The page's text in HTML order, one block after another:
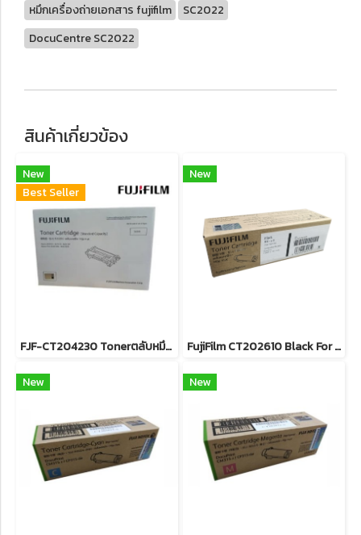
หมึกเครื่องถ่ายเอกสาร fujifilm
SC2022
DocuCentre SC2022
สินค้าเกี่ยวข้อง
New
Best Seller
FJF-CT204230 Tonerตลับหมึกพิมพ์ ApeosPrint 4620SDW / Apeos 4620SZ Hi-cap Print Cartridge ของแท้แน่นอน รับประกันศูนย์ FujiFilm
New
FujiFilm CT202610 Black For DocuPrint CP315dw/ CM315z หมึกพิมพ์เลเซอร์โทนเนอร์สีดำ รับประกันศูนย์บริการของแท้แน่นอน
New New